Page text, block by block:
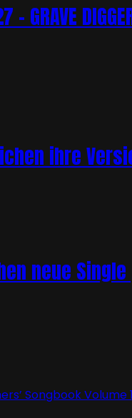
– GRAVE
ihre
neue
Songbook Volume 1